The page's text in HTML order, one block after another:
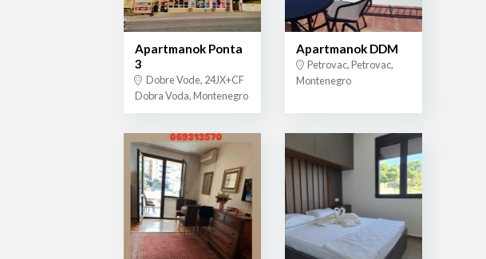
Apartmanok Ponta
3
Dobre Vode, 24JX+CF
Dobra Voda, Montenegro
Apartmanok DDM
Petrovac, Petrovac,
Montenegro